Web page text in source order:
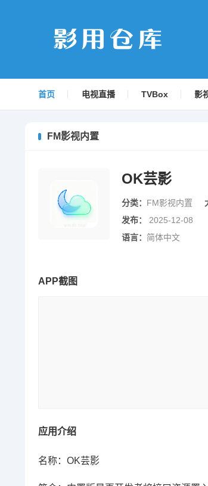
首页 电视直播 TVBox 影
FM影视内置
OK芸影
分类： FM影视内置
发布：
2025-12-08
语言： 简体中文
APP截图
应用介绍
名称：OK芸影